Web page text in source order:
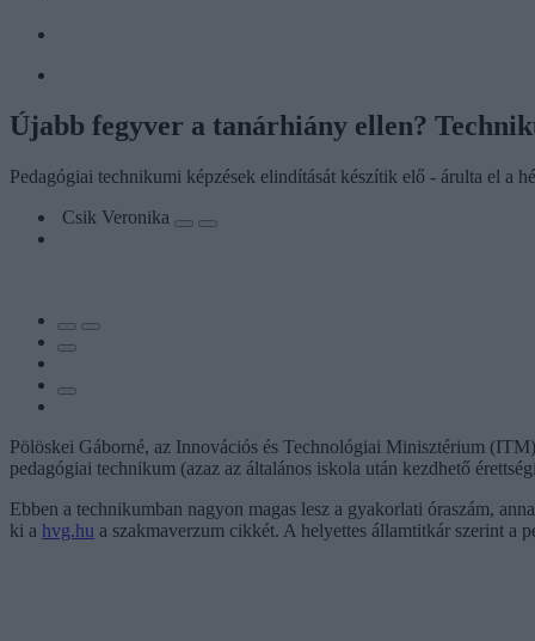
Újabb fegyver a tanárhiány ellen?
Pedagógiai technikumi képzések elindítását készítik elő - árulta el a
Csik Veronika
Pölöskei Gáborné, az Innovációs és Technológiai Minisztérium
pedagógiai technikum (azaz az általános iskola után kezdhető
Ebben a technikumban nagyon magas lesz a gyakorlati óraszám,
ki a hvg.hu a szakmaverzum cikkét. A helyettes államtitkár szerint a